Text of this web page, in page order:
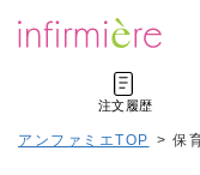
注文履歴
アンファミエTOP > 保